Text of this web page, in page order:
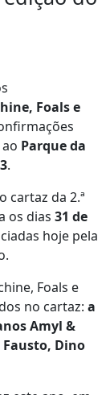
Foals e
Parque da
.
cartaz da 2.ª
os dias 31 de
hoje pela
Foals e
no cartaz: a
Amyl &
Fausto, Dino